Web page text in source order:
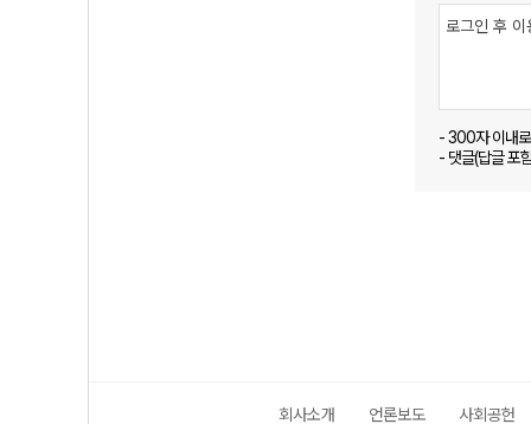
- 300자 이내
- 댓글(답글 포
회사소개 언론보도 사회공헌